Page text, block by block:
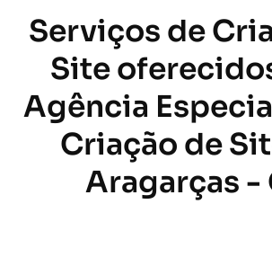
Serviços de
Site
Agência
Criação de
Aragarças -